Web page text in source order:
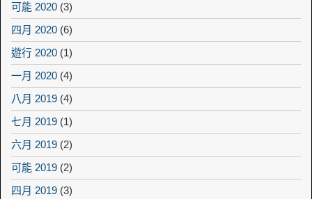
可能 2020 (3)
四月 2020 (6)
遊行 2020 (1)
一月 2020 (4)
八月 2019 (4)
七月 2019 (1)
六月 2019 (2)
可能 2019 (2)
四月 2019 (3)